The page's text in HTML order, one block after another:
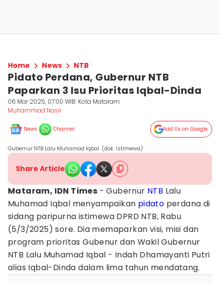
Home News NTB
Pidato Perdana, Gubernur NTB
Paparkan 3 Isu Prioritas Iqbal-Dinda
06 Mar 2025, 07:00 WIB Kota Mataram
Muhammad Nasir
News Channel Add Us on Google
Gubernur NTB Lalu Muhamad Iqbal. (dok. Istimewa)
Share Article
Mataram, IDN Times - Gubernur NTB Lalu
Muhamad Iqbal menyampaikan pidato perdana di
sidang paripurna istimewa DPRD NTB, Rabu
(5/3/2025) sore. Dia memaparkan visi, misi dan
program prioritas Gubenur dan Wakil Gubernur
NTB Lalu Muhamad Iqbal - Indah Dhamayanti Putri
alias Iqbal-Dinda dalam lima tahun mendatang.